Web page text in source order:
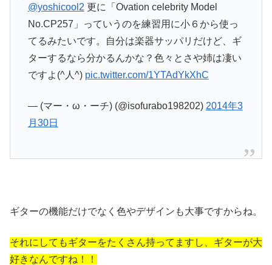
@yoshicool2 更に「Ovation celebrity Model
No.CP257」っていうのを練習用に小６から使っ
てるみたいです。自分は楽器サッパリだけど、ギ
ターするなら分かるんかな？色々とさや姉は凄い
ですよ(^人^) pic.twitter.com/1YTAdYkXhC
— (マー・ω・ーチ) (@isofurabo198202) 2014年3
月30日
ギターの機能だけでなく色やデザインも大事ですからね。
それにしてもギターをたくさん持ってますし、ギターが大
好きなんですね！！